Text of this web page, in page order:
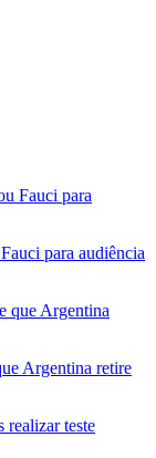
para audiência
Argentina retire